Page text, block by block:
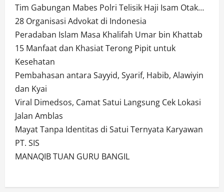
Tim Gabungan Mabes Polri Telisik Haji Isam Otak…
28 Organisasi Advokat di Indonesia
Peradaban Islam Masa Khalifah Umar bin Khattab
15 Manfaat dan Khasiat Terong Pipit untuk
Kesehatan
Pembahasan antara Sayyid, Syarif, Habib, Alawiyin
dan Kyai
Viral Dimedsos, Camat Satui Langsung Cek Lokasi
Jalan Amblas
Mayat Tanpa Identitas di Satui Ternyata Karyawan
PT. SIS
MANAQIB TUAN GURU BANGIL